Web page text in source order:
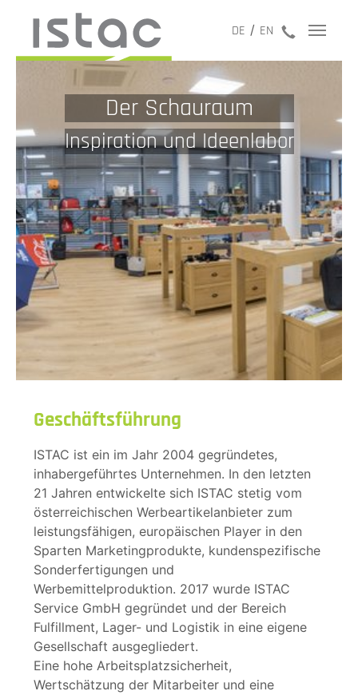
jetzt
DE EN
Der Schauraum
Inspiration und Ideenlabor
Geschäftsführung
ISTAC ist ein im Jahr 2004 gegründetes,
inhabergeführtes Unternehmen. In den letzten
21 Jahren entwickelte sich ISTAC stetig vom
österreichischen Werbeartikelanbieter zum
leistungsfähigen, europäischen Player in den
Sparten Marketingprodukte, kundenspezifische
Sonderfertigungen und
Werbemittelproduktion. 2017 wurde ISTAC
Service GmbH gegründet und der Bereich
Fulfillment, Lager- und Logistik in eine eigene
Gesellschaft ausgegliedert.
Eine hohe Arbeitsplatzsicherheit,
Wertschätzung der Mitarbeiter und eine